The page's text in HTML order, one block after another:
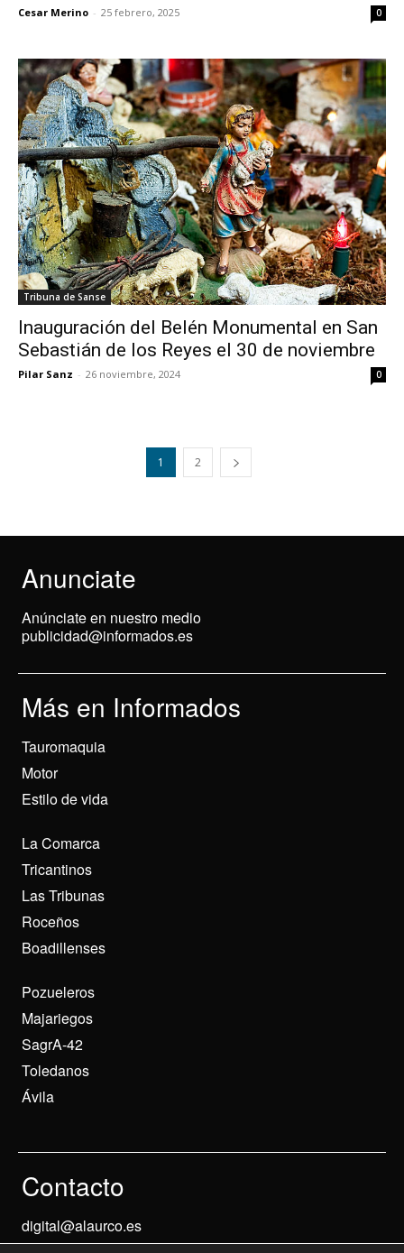
Cesar Merino - 25 febrero, 2025 0
Tribuna de Sanse
Inauguración del Belén Monumental en San
Sebastián de los Reyes el 30 de noviembre
Pilar Sanz - 26 noviembre, 2024 0
1 2
Anunciate
Anúnciate en nuestro medio
publicidad@informados.es
Más en Informados
Tauromaquia
Motor
Estilo de vida
La Comarca
Tricantinos
Las Tribunas
Roceños
Boadillenses
Pozueleros
Majariegos
SagrA-42
Toledanos
Ávila
Contacto
digital@alaurco.es